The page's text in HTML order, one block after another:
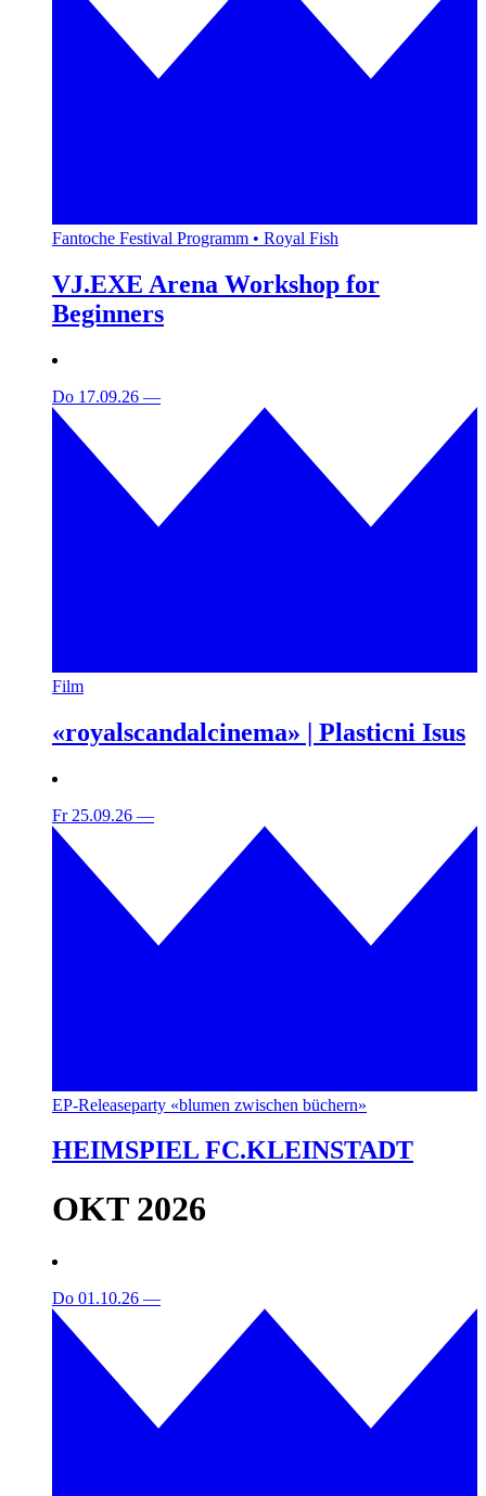
Fantoche Festival Programm • Royal Fish
VJ.EXE Arena Workshop for
Beginners
Do 17.09.26 —
Film
«royalscandalcinema» | Plasticni Isus
Fr 25.09.26 —
EP-Releaseparty «blumen zwischen büchern»
HEIMSPIEL FC.KLEINSTADT
OKT 2026
Do 01.10.26 —